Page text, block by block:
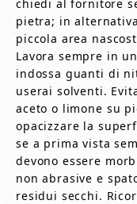
chiedi al fornitore
pietra; in
piccola area
Lavora sempre in
indossa guanti di
userai solventi.
aceto o limone su
opacizzare la
se a prima vista
devono essere
non abrasive e
residui secchi.